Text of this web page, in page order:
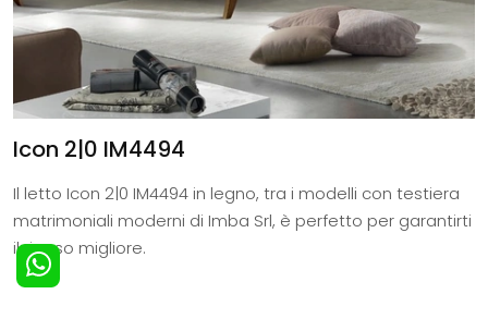
Icon 2|0 IM4494
Il letto Icon 2|0 IM4494 in legno, tra i modelli con testiera
matrimoniali moderni di Imba Srl, è perfetto per garantirti
il riposo migliore.